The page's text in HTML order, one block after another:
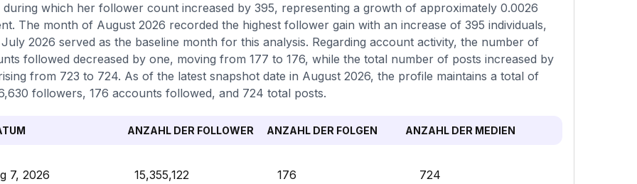
during which her follower count increased by 395, representing a growth of approximately 0.0026
The month of August 2026 recorded the highest follower gain with an increase of 395 individuals,
2026 served as the baseline month for this analysis. Regarding account activity, the number of
followed decreased by one, moving from 177 to 176, while the total number of posts increased by
from 723 to 724. As of the latest snapshot date in August 2026, the profile maintains a total of
followers, 176 accounts followed, and 724 total posts.
ANZAHL DER FOLLOWER ANZAHL DER FOLGEN ANZAHL DER MEDIEN
7, 2026
15,355,122
176 724